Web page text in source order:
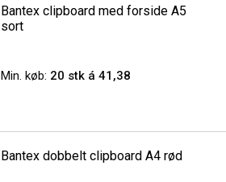
Bantex clipboard med forside A5
sort
Min. køb: 20 stk á 41,38
Bantex dobbelt clipboard A4 rød